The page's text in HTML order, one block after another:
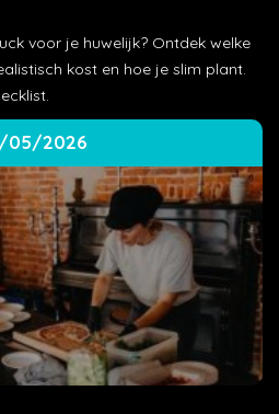
voor je huwelijk? Ontdek welke
kost en hoe je slim plant.
05/2026